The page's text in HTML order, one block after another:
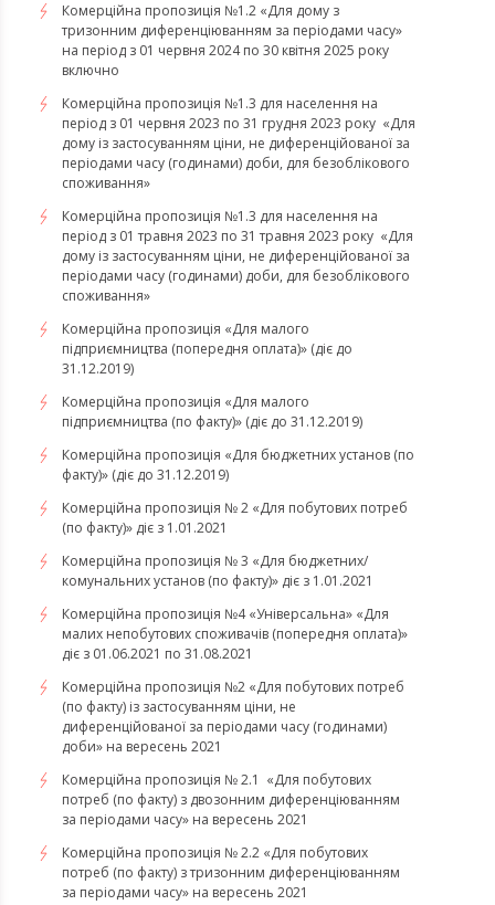
Комерційна пропозиція №1.2 «Для дому з
тризонним диференціюванням за періодами часу»
на період з 01 червня 2024 по 30 квітня 2025 року
включно
​​​​​​​Комерційна пропозиція №1.3 для населення на
період з 01 червня 2023 по 31 грудня 2023 року «Для
дому із застосуванням ціни, не диференційованої за
періодами часу (годинами) доби, для безоблікового
споживання»
​​​​​​​Комерційна пропозиція №1.3 для населення на
період з 01 травня 2023 по 31 травня 2023 року «Для
дому із застосуванням ціни, не диференційованої за
періодами часу (годинами) доби, для безоблікового
споживання»
Комерційна пропозиція «Для малого
підприємництва (попередня оплата)» (діє до
31.12.2019)
Комерційна пропозиція «Для малого
підприємництва (по факту)» (діє до 31.12.2019)
Комерційна пропозиція «Для бюджетних установ (по
факту)» (діє до 31.12.2019)
Комерційна пропозиція № 2 «Для побутових потреб
(по факту)» діє з 1.01.2021
Комерційна пропозиція № 3 «Для бюджетних/
комунальних установ (по факту)» діє з 1.01.2021
Комерційна пропозиція №4 «Універсальна» «Для
малих непобутових споживачів (попередня оплата)»
діє з 01.06.2021 по 31.08.2021
Комерційна пропозиція №2 «Для побутових потреб
(по факту) із застосуванням ціни, не
диференційованої за періодами часу (годинами)
доби» на вересень 2021
Комерційна пропозиція № 2.1 «Для побутових
потреб (по факту) з двозонним диференціюванням
за періодами часу» на вересень 2021
Комерційна пропозиція № 2.2 «Для побутових
потреб (по факту) з тризонним диференціюванням
за періодами часу» на вересень 2021